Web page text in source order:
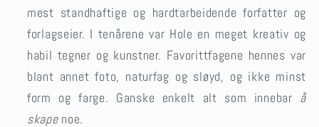
mest standhaftige og hardtarbeidende forfatter og
forlagseier. I tenårene var Hole en meget kreativ og
habil tegner og kunstner. Favorittfagene hennes var
blant annet foto, naturfag og sløyd, og ikke minst
form og farge. Ganske enkelt alt som innebar å
skapenoe.